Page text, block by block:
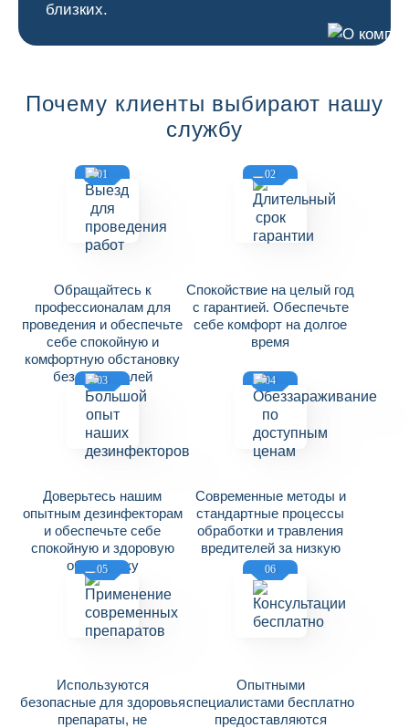
близких.
Почему клиенты выбирают нашу
службу
01
Обращайтесь к
профессионалам для
проведения и обеспечьте
себе спокойную и
комфортную обстановку
без вредителей
02
Спокойствие на целый год
с гарантией. Обеспечьте
себе комфорт на долгое
время
03
Доверьтесь нашим
опытным дезинфекторам
и обеспечьте себе
спокойную и здоровую
обстановку
04
Современные методы и
стандартные процессы
обработки и травления
вредителей за низкую
цену
05
Используются
безопасные для здоровья
препараты, не
06
Опытными
специалистами бесплатно
предоставляются